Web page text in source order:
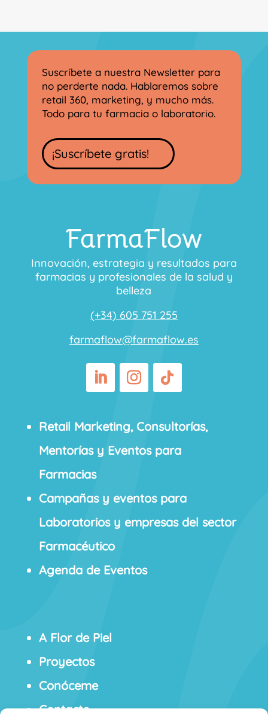
Suscríbete a nuestra Newsletter para
no perderte nada. Hablaremos sobre
retail 360, marketing, y mucho más.
Todo para tu farmacia o laboratorio.
¡Suscríbete gratis!
FarmaFlow
Innovación, estrategia y resultados para
farmacias y profesionales de la salud y
belleza
(+34) 605 751 255
farmaflow@farmaflow.es
Retail Marketing, Consultorías,
Mentorías y Eventos para
Farmacias
Campañas y eventos para
Laboratorios y empresas del sector
Farmacéutico
Agenda de Eventos
A Flor de Piel
Proyectos
Conóceme
Contacto